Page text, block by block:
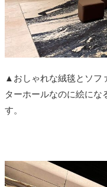
▲おしゃれな絨毯とソフ
ターホールなのに絵にな
す。